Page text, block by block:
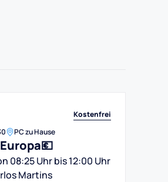
Kostenfrei
PC zu Hause
08:25 Uhr bis 12:00 Uhr
Martins